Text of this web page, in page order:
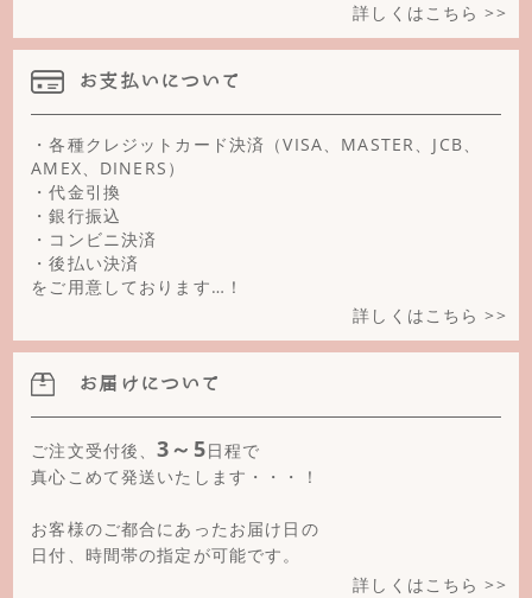
タイガーアイ(ブルー)
タイガーアイ(レッド)
ターコイズ
チェリークォーツ
天眼石
ハウライト
パイライト(クリスタルカット)
ひすい
ピンクさんご
ピンクシェル
詳しくはこちら >>
お支払いについて
・各種クレジットカード決済（VISA、MASTER、JCB、
AMEX、DINERS）
・代金引換
・銀行振込
・コンビニ決済
・後払い決済
をご用意しております…！
詳しくはこちら >>
お届けについて
ご注文受付後、3～5日程で
真心こめて発送いたします・・・！
お客様のご都合にあったお届け日の
日付、時間帯の指定が可能です。
詳しくはこちら >>